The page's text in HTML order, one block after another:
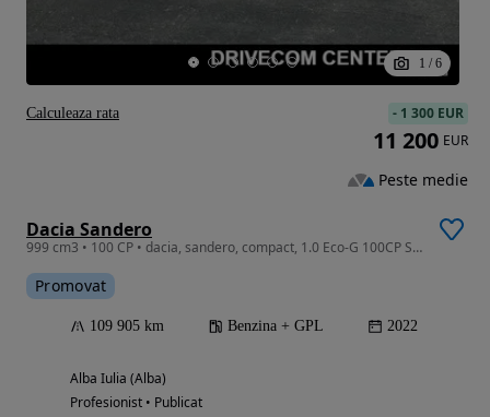
1 / 6
Dacia Sandero
999 cm3 • 100 CP • dacia, sandero, compact, 1.0 Eco-G 100CP Stepway Extreme
Promovat
109 905 km Benzina + GPL 2022
Alba Iulia (Alba)
Profesionist • Publicat
- 1 300 EUR
11 200 EUR
Peste medie
Calculeaza rata